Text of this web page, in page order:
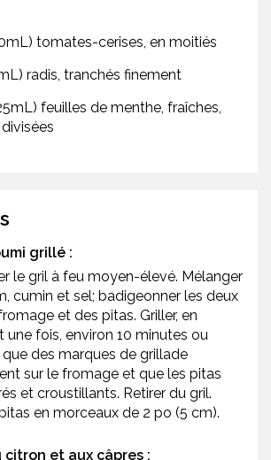
tomates-cerises, en moitiés
radis, tranchés finement
feuilles de menthe, fraîches,
grillé :
le gril à feu moyen-élevé. Mélanger
cumin et sel; badigeonner les deux
et des pitas. Griller, en
une fois, environ 10 minutes ou
que des marques de grillade
sur le fromage et que les pitas
et croustillants. Retirer du gril.
en morceaux de 2 po (5 cm).
et aux câpres :